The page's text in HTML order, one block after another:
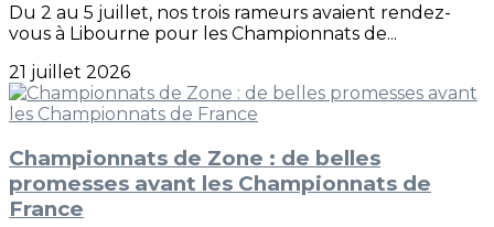
Du 2 au 5 juillet, nos trois rameurs avaient rendez-
vous à Libourne pour les Championnats de...
21 juillet 2026
Championnats de Zone : de belles
promesses avant les Championnats de
France